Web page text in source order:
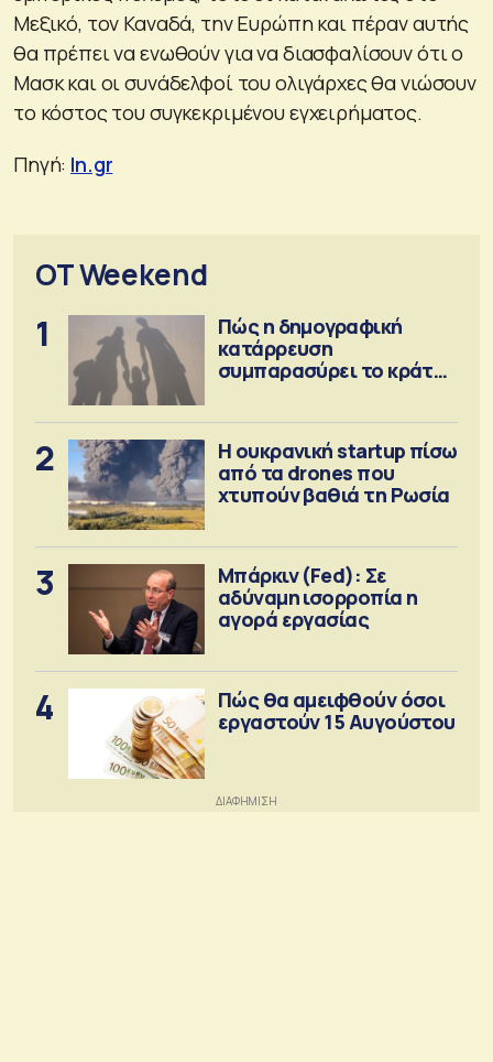
Μεξικό, τον Καναδά, την Ευρώπη και πέραν αυτής
θα πρέπει να ενωθούν για να διασφαλίσουν ότι ο
Μασκ και οι συνάδελφοί του ολιγάρχες θα νιώσουν
το κόστος του συγκεκριμένου εγχειρήματος.
Πηγή: In.gr
OT Weekend
1
Πώς η δημογραφική
κατάρρευση
συμπαρασύρει το κράτος
2
Η ουκρανική startup πίσω
από τα drones που
χτυπούν βαθιά τη Ρωσία
3
Μπάρκιν (Fed): Σε
αδύναμη ισορροπία η
αγορά εργασίας
4
Πώς θα αμειφθούν όσοι
εργαστούν 15 Αυγούστου